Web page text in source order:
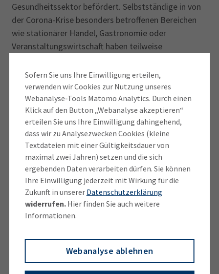
Sofern Sie uns Ihre Einwilligung erteilen,
verwenden wir Cookies zur Nutzung unseres
Webanalyse-Tools Matomo Analytics. Durch einen
Klick auf den Button „Webanalyse akzeptieren“
erteilen Sie uns Ihre Einwilligung dahingehend,
dass wir zu Analysezwecken Cookies (kleine
Textdateien mit einer Gültigkeitsdauer von
maximal zwei Jahren) setzen und die sich
ergebenden Daten verarbeiten dürfen. Sie können
Ihre Einwilligung jederzeit mit Wirkung für die
Zukunft in unserer Datenschutzerklärung
widerrufen.Hier finden Sie auch weitere
Informationen.
Webanalyse ablehnen
Gesundheitssektor befördert. Selbstständige in von
der Corona-Krise besonders betroffenen Bereichen
wie stationärer Handel, Gastronomie oder
Veranstaltungswirtschaft haben teilweise
wie vor zu vielen Gewerbeanmeldungen von
Betreibern von Photovoltaikanlagen.
„Hochkonjunktur hat weiter das Gründen im
Nebenerwerb mit einem Anteil von 63 Prozent. Im
vergangenen Jahr dürfte die verbreitete Kurzarbeit
diese Entwicklung noch einmal beflügelt haben“,
sagt BIHK-Präsident Klaus Josef Lutz. Positiv sieht
der BIHK auch den dauerhaften Trend zur besseren
Vorbereitung von Gründungen. Viele angehende
Selbstständige nutzen dafür die Beratungsangebote
der bayerischen IHKs.
Der BIHK-Präsident setzt sich mit Nachdruck für eine
stärkere Kultur der Selbstständigkeit ein. Dazu